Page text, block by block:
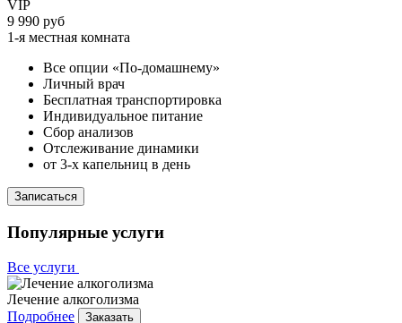
VIP
9 990 руб
1-я местная комната
Все опции «По-домашнему»
Личный врач
Бесплатная транспортировка
Индивидуальное питание
Сбор анализов
Отслеживание динамики
от 3-х капельниц в день
Записаться
Популярные услуги
Все услуги
Лечение алкоголизма
Подробнее
Заказать